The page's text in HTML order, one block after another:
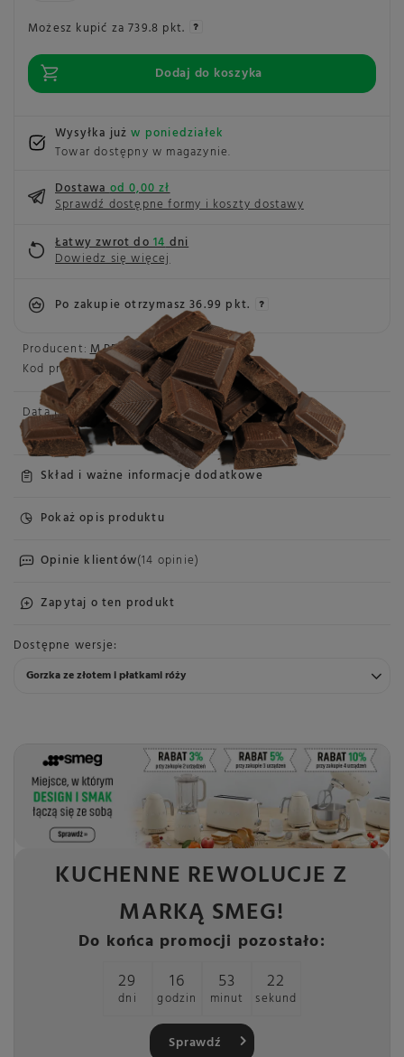
Producent: M.PELCZAR CHOCOLATIER
Kod produktu:5902768996029
Data produkcji:2026-06-16
Data przydatności:2027-06-16
Skład i ważne informacje dodatkowe
Pokaż opis produktu
Opinie klientów(14 opinie)
Zapytaj o ten produkt
Dostępne wersje
Gorzka ze złotem i płatkami róży
Możesz kupić za739.8 pkt.
Dodaj do koszyka
Wysyłka jużw poniedziałek
Towar dostępny w magazynie
Dostawaod 0,00 zł
Sprawdź dostępne formy i koszty dostawy
Łatwy zwrot do14dni
Dowiedz się więcej
Po zakupie otrzymasz36.99 pkt.
KUCHENNE REWOLUCJE Z
MARKĄ SMEG!
Do końca promocji pozostało:
29
dni
16
godzin
53
minut
21
sekund
Sprawdź